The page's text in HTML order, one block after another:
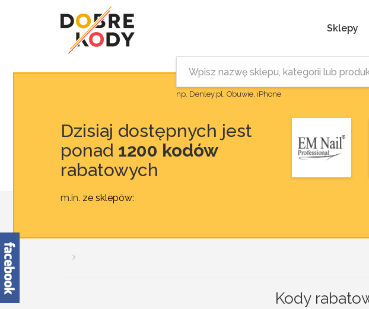
Sklepy
np. Denley.pl, Obuwie, iPhone
Dzisiaj dostępnych jest
ponad 1200 kodów
rabatowych
m.in. ze sklepów:
Kody